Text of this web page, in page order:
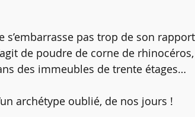
s’embarrasse pas trop de son
de poudre de corne de
des immeubles de trente étages…
archétype oublié, de nos jours !